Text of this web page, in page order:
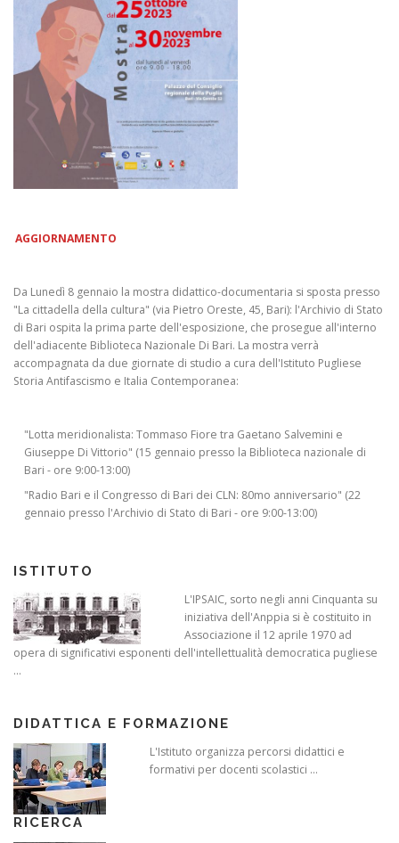
AGGIORNAMENTO
Da Lunedì 8 gennaio la mostra didattico-documentaria si sposta presso
"La cittadella della cultura" (via Pietro Oreste, 45, Bari): l'Archivio di Stato
di Bari ospita la prima parte dell'esposizione, che prosegue all'interno
dell'adiacente Biblioteca Nazionale Di Bari. La mostra verrà
accompagnata da due giornate di studio a cura dell'Istituto Pugliese
Storia Antifascismo e Italia Contemporanea:
"Lotta meridionalista: Tommaso Fiore tra Gaetano Salvemini e
Giuseppe Di Vittorio" (15 gennaio presso la Biblioteca nazionale di
Bari - ore 9:00-13:00)
"Radio Bari e il Congresso di Bari dei CLN: 80mo anniversario" (22
gennaio presso l'Archivio di Stato di Bari - ore 9:00-13:00)
ISTITUTO
L'IPSAIC, sorto negli anni Cinquanta su
iniziativa dell'Anppia si è costituito in
Associazione il 12 aprile 1970 ad
opera di significativi esponenti dell'intellettualità democratica pugliese
...
DIDATTICA E FORMAZIONE
L'Istituto organizza percorsi didattici e
formativi per docenti scolastici ...
RICERCA